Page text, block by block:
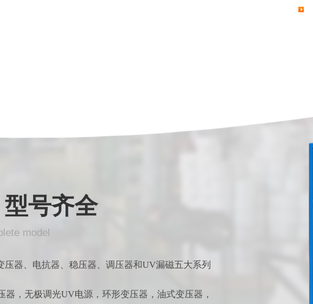
号齐全
model
压器、电抗器、稳压器、调压器和UV漏磁五大系列
器，无极调光UV电源，环形变压器，油式变压器，